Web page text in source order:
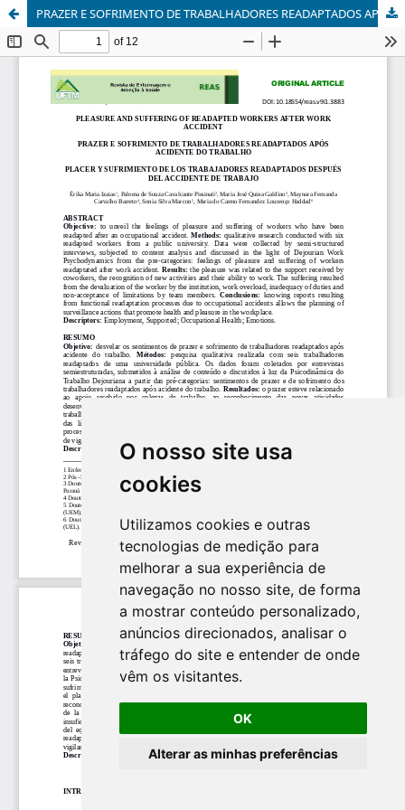
O nosso site usa
cookies
Utilizamos cookies e outras
tecnologias de medição para
melhorar a sua experiência de
navegação no nosso site, de forma
a mostrar conteúdo personalizado,
anúncios direcionados, analisar o
tráfego do site e entender de onde
vêm os visitantes.
OK
Alterar as minhas preferências
PRAZER E SOFRIMENTO DE TRABALHADORES READAPTADOS APÓS ACIDENTE DO TRABALHO